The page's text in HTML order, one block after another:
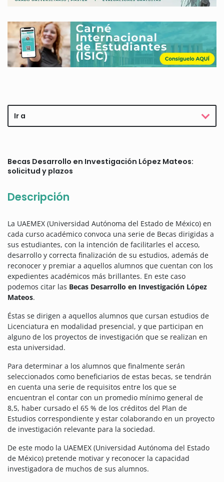
Ir a
Becas Desarrollo en Investigación López Mateos:
solicitud y plazos
Descripción
La UAEMEX (Universidad Autónoma del Estado de México) en
cada curso académico convoca una serie de Becas dirigidas a
sus estudiantes, con la intención de facilitarles el acceso,
desarrollo y correcta finalización de su estudios, además de
reconocer y premiar a aquellos alumnos que cuentan con los
expedientes académicos más brillantes. En este caso
podemos citar las Becas Desarrollo en Investigación López
Mateos.
Éstas se dirigen a aquellos alumnos que cursan estudios de
Licenciatura en modalidad presencial, y que participan en
alguno de los proyectos de investigación que se realizan en
esta universidad.
Para determinar a los alumnos que finalmente serán
seleccionados como beneficiarios de estas becas, se tendrán
en cuenta una serie de requisitos entre los que se
encuentran el contar con un promedio mínimo general de
8,5, haber cursado el 65 % de los créditos del Plan de
Estudios correspondiente y estar colaborando en un proyecto
de investigación relevante para la sociedad.
De este modo la UAEMEX (Universidad Autónoma del Estado
de México) pretende motivar y reconocer la capacidad
investigadora de muchos de sus alumnos.